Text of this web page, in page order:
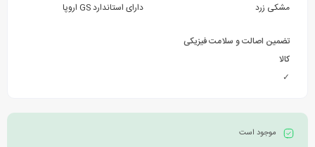
مشکی زرد
دارای استاندارد GS اروپا
تضمین اصالت و سلامت فیزیکی
کالا
✓
موجود است